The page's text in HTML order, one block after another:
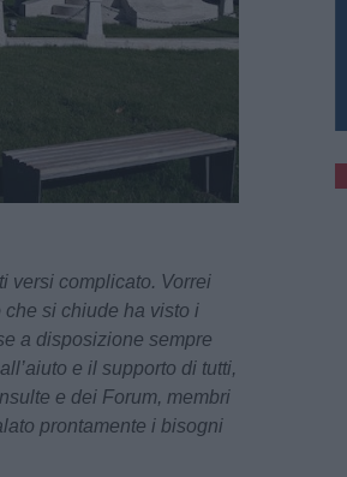
versi complicato. Vorrei
che si chiude ha visto i
a disposizione sempre
e il supporto di tutti,
e dei Forum, membri
prontamente i bisogni